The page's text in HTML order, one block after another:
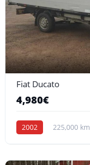
Fiat Ducato
4,980€
2002 225,000 km